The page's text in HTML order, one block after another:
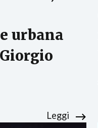
urbana
Leggi